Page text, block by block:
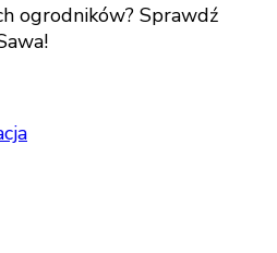
ogrodników? Sprawdź